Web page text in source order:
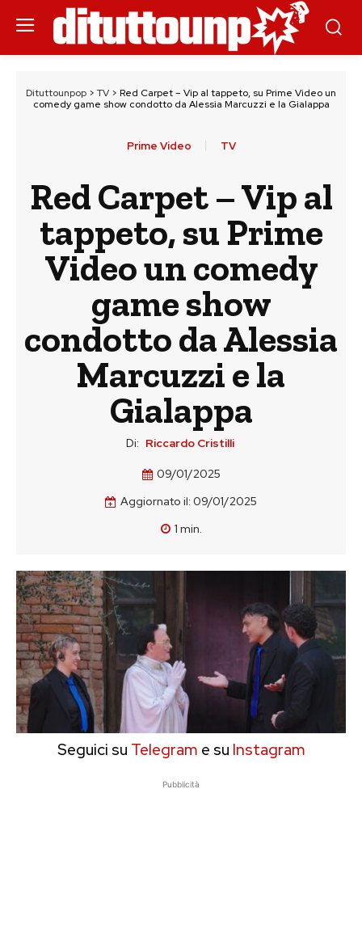
Dituttounpop > TV > Red Carpet – Vip al tappeto, su Prime Video un
comedy game show condotto da Alessia Marcuzzi e la Gialappa
Prime Video TV
Red Carpet – Vip al
tappeto, su Prime
Video un comedy
game show
condotto da Alessia
Marcuzzi e la
Gialappa
Di: Riccardo Cristilli
09/01/2025
Aggiornato il: 09/01/2025
1 min.
Seguici su Telegram e su Instagram
Pubblicità